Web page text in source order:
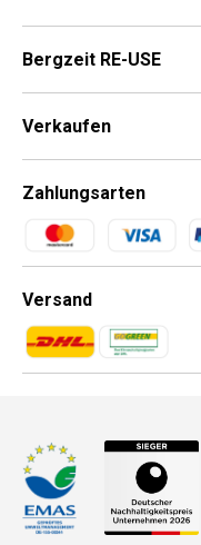
Bergzeit RE-USE
Verkaufen
Zahlungsarten
Zahlungsmethoden
Versand
Zahlungsmethoden
Zahlungsmethoden